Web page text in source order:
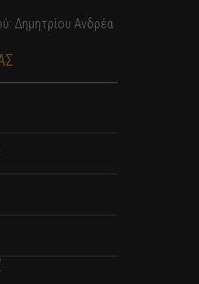
Δημητρίου Ανδρέα